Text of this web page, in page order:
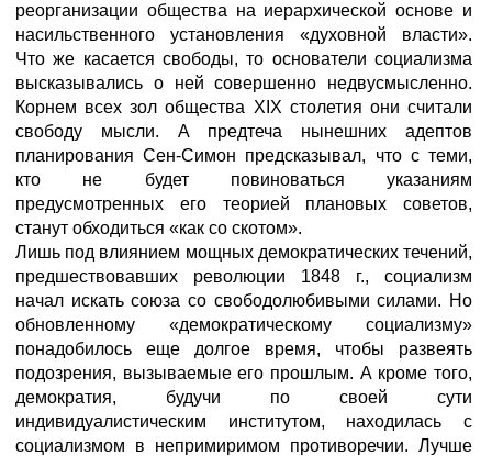
реорганизации общества на иерархической основе и
насильственного установления «духовной власти».
Что же касается свободы, то основатели социализма
высказывались о ней совершенно недвусмысленно.
Корнем всех зол общества XIX столетия они считали
свободу мысли. А предтеча нынешних адептов
планирования Сен-Симон предсказывал, что с теми,
кто не будет повиноваться указаниям
предусмотренных его теорией плановых советов,
станут обходиться «как со скотом».
Лишь под влиянием мощных демократических течений,
предшествовавших революции 1848 г., социализм
начал искать союза со свободолюбивыми силами. Но
обновленному «демократическому социализму»
понадобилось еще долгое время, чтобы развеять
подозрения, вызываемые его прошлым. А кроме того,
демократия, будучи по своей сути
индивидуалистическим институтом, находилась с
социализмом в непримиримом противоречии. Лучше